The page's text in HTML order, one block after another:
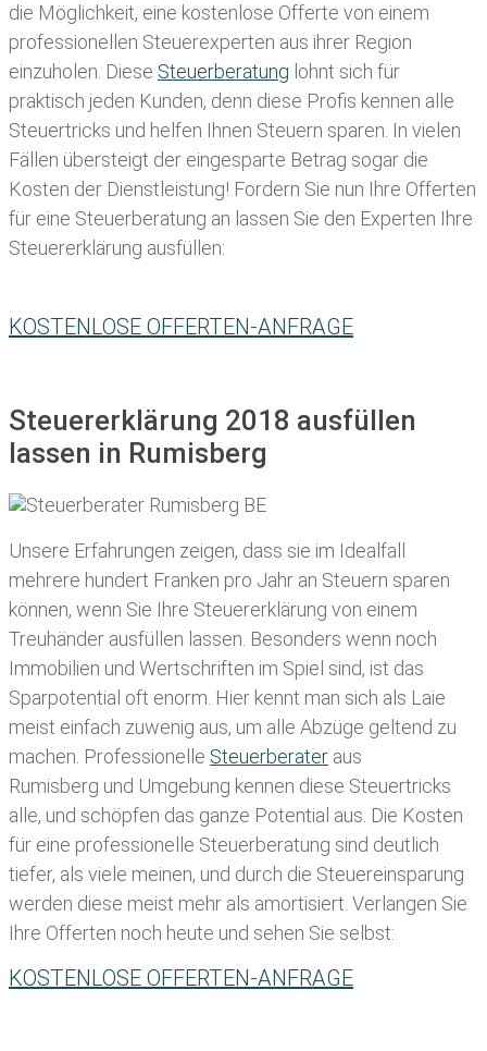
die Möglichkeit, eine kostenlose Offerte von einem
professionellen Steuerexperten aus ihrer Region
einzuholen. Diese Steuerberatung lohnt sich für
praktisch jeden Kunden, denn diese Profis kennen alle
Steuertricks und helfen Ihnen Steuern sparen. In vielen
Fällen übersteigt der eingesparte Betrag sogar die
Kosten der Dienstleistung! Fordern Sie nun Ihre Offerten
für eine Steuerberatung an lassen Sie den Experten Ihre
Steuererklärung ausfüllen:
KOSTENLOSE OFFERTEN-ANFRAGE
Steuererklärung 2018 ausfüllen
lassen in Rumisberg
Unsere Erfahrungen zeigen, dass sie im Idealfall
mehrere hundert Franken pro Jahr an Steuern sparen
können, wenn Sie Ihre Steuererklärung von einem
Treuhänder ausfüllen lassen . Besonders wenn noch
Immobilien und Wertschriften im Spiel sind, ist das
Sparpotential oft enorm. Hier kennt man sich als Laie
meist einfach zuwenig aus, um alle Abzüge geltend zu
machen. Professionelle Steuerberater aus
Rumisberg und Umgebung kennen diese Steuertricks
alle, und schöpfen das ganze Potential aus. Die Kosten
für eine professionelle Steuerberatung sind deutlich
tiefer, als viele meinen, und durch die Steuereinsparung
werden diese meist mehr als amortisiert. Verlangen Sie
Ihre Offerten noch heute und sehen Sie selbst:
KOSTENLOSE OFFERTEN-ANFRAGE